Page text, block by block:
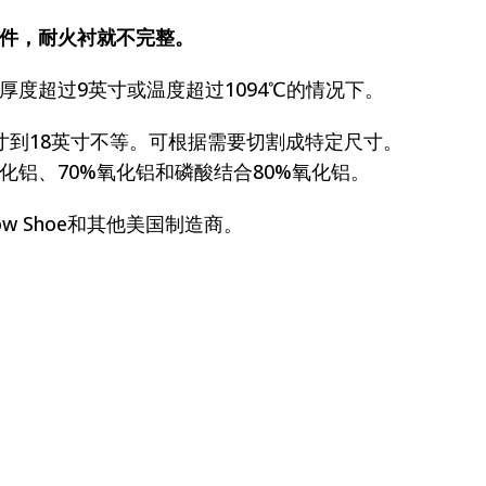
，耐火衬就不完整。
度超过9英寸或温度超过1094℃的情况下。
18英寸不等。可根据需要切割成特定尺寸。
铝、70%氧化铝和磷酸结合80%氧化铝。
Shoe和其他美国制造商。